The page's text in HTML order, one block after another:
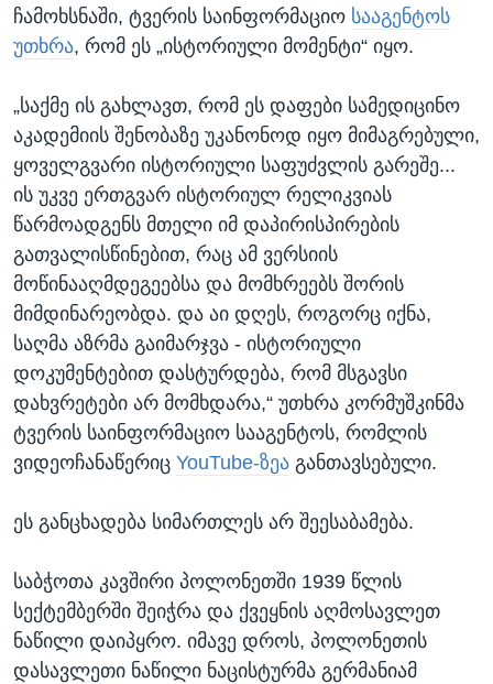
ჩამოხსნაში, ტვერის საინფორმაციო სააგენტოს
უთხრა, რომ ეს „ისტორიული მომენტი“ იყო.
„საქმე ის გახლავთ, რომ ეს დაფები სამედიცინო
აკადემიის შენობაზე უკანონოდ იყო მიმაგრებული,
ყოველგვარი ისტორიული საფუძვლის გარეშე...
ის უკვე ერთგვარ ისტორიულ რელიკვიას
წარმოადგენს მთელი იმ დაპირისპირების
გათვალისწინებით, რაც ამ ვერსიის
მოწინააღმდეგეებსა და მომხრეებს შორის
მიმდინარეობდა. და აი დღეს, როგორც იქნა,
საღმა აზრმა გაიმარჯვა - ისტორიული
დოკუმენტებით დასტურდება, რომ მსგავსი
დახვრეტები არ მომხდარა,“ უთხრა კორმუშკინმა
ტვერის საინფორმაციო სააგენტოს, რომლის
ვიდეოჩანაწერიც YouTube-ზეა განთავსებული.
ეს განცხადება სიმართლეს არ შეესაბამება.
საბჭოთა კავშირი პოლონეთში 1939 წლის
სექტემბერში შეიჭრა და ქვეყნის აღმოსავლეთ
ნაწილი დაიპყრო. იმავე დროს, პოლონეთის
დასავლეთი ნაწილი ნაცისტურმა გერმანიამ